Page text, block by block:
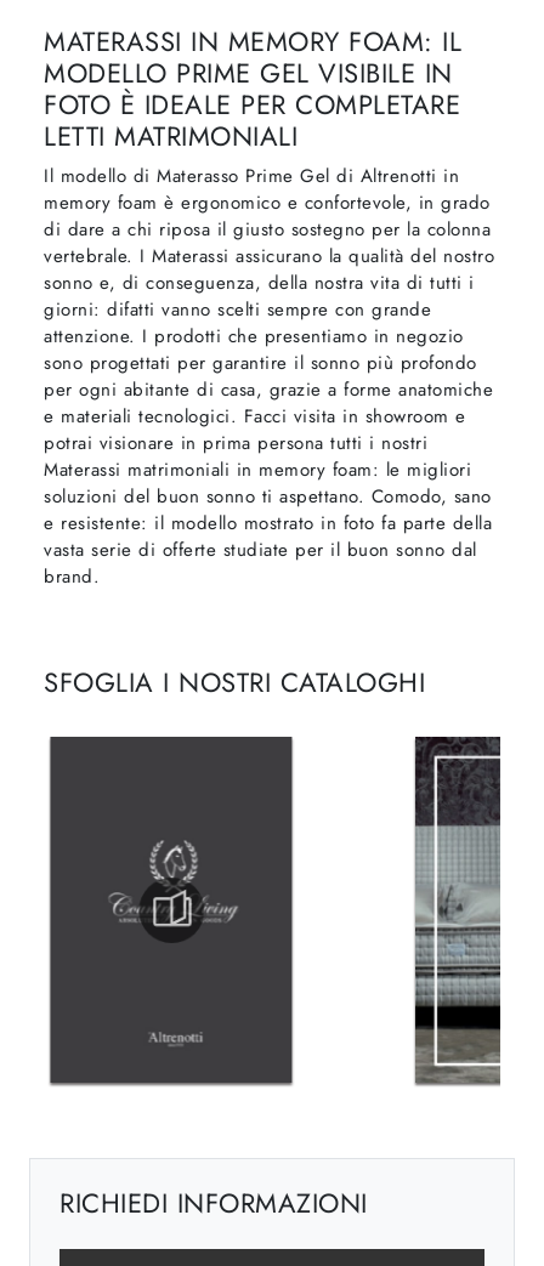
MATERASSI IN MEMORY FOAM: IL
MODELLO PRIME GEL VISIBILE IN
FOTO È IDEALE PER COMPLETARE
LETTI MATRIMONIALI
Il modello di Materasso Prime Gel di Altrenotti in
memory foam è ergonomico e confortevole, in grado
di dare a chi riposa il giusto sostegno per la colonna
vertebrale. I Materassi assicurano la qualità del nostro
sonno e, di conseguenza, della nostra vita di tutti i
giorni: difatti vanno scelti sempre con grande
attenzione. I prodotti che presentiamo in negozio
sono progettati per garantire il sonno più profondo
per ogni abitante di casa, grazie a forme anatomiche
e materiali tecnologici. Facci visita in showroom e
potrai visionare in prima persona tutti i nostri
Materassi matrimoniali in memory foam: le migliori
soluzioni del buon sonno ti aspettano. Comodo, sano
e resistente: il modello mostrato in foto fa parte della
vasta serie di offerte studiate per il buon sonno dal
brand.
SFOGLIA I NOSTRI CATALOGHI
RICHIEDI INFORMAZIONI